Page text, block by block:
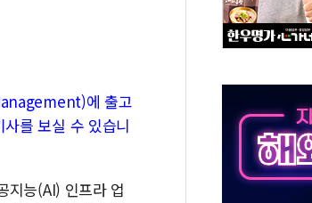
인제 용대리 계곡서 수위 상승으로 피서객 7명 고
동해시, 11~14일 '별똥별 멍' 운영…페르세우스 유
청양 밭에서 일하던 90대 숨져…온열질환 여부 조사
폭염에 車 운전면허 기능시험 오전 집중 편성…체
에 출고
를 보실 수 있습니
지능(AI) 인프라 업